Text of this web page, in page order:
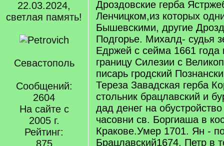
22.03.2024,
светлая память!
Севастополь
Сообщений:
2604
На сайте с
2005 г.
Рейтинг:
875
Дроздовские герба
Ленчицком,из которых
Бышевскими, другие
Подгорье. Михалд- судья
Едржей с сейма 1661 года
границу Силезии с
писарь гродский
Тереза Завадская герба
стольник брацлавский и
дад денег на
часовни св. Боргиаша в
Кракове.Умер 1701. Ян -
Брацлавский1674, Петр в